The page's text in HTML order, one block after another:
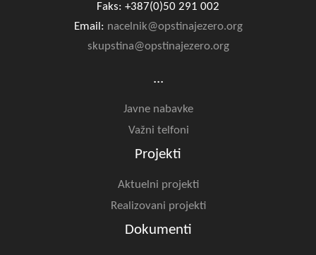
Faks: +387(0)50 291 002
Email: nacelnik@opstinajezero.org
skupstina@opstinajezero.org
...
Javne nabavke
Važni telfoni
Projekti
Aktuelni projekti
Realizovani projekti
Dokumenti